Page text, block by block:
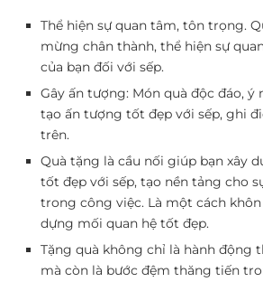
Thể hiện sự quan tâm, tôn trọng.
mừng chân thành, thể hiện sự
của bạn đối với sếp.
Gây ấn tượng: Món quà độc đáo, ý
tạo ấn tượng tốt đẹp với sếp, ghi
trên.
Quà tặng là cầu nối giúp bạn xây
tốt đẹp với sếp, tạo nền tảng cho
trong công việc. Là một cách
dựng mối quan hệ tốt đẹp.
Tặng quà không chỉ là hành động
mà còn là bước đệm thăng tiến